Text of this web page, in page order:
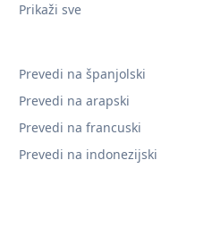
Prikaži sve
Prevedi na španjolski
Prevedi na arapski
Prevedi na francuski
Prevedi na indonezijski